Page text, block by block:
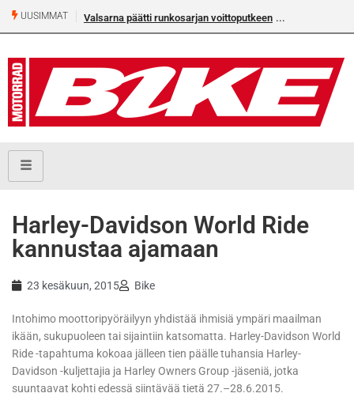
UUSIMMAT Valsarna päätti runkosarjan voittoputkeen
Harley-Davidson World Ride
kannustaa ajamaan
23 kesäkuun, 2015 Bike
Intohimo moottoripyöräilyyn yhdistää ihmisiä ympäri maailman
ikään, sukupuoleen tai sijaintiin katsomatta. Harley-Davidson World
Ride -tapahtuma kokoaa jälleen tien päälle tuhansia Harley-
Davidson -kuljettajia ja Harley Owners Group -jäseniä, jotka
suuntaavat kohti edessä siintävää tietä 27.–28.6.2015.